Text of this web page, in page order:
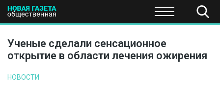
ПОЛИТИКА ЭКОНОМИКА НАУКА И
Ученые сделали сенсационное
открытие в области лечения ожирения
НОВОСТИ